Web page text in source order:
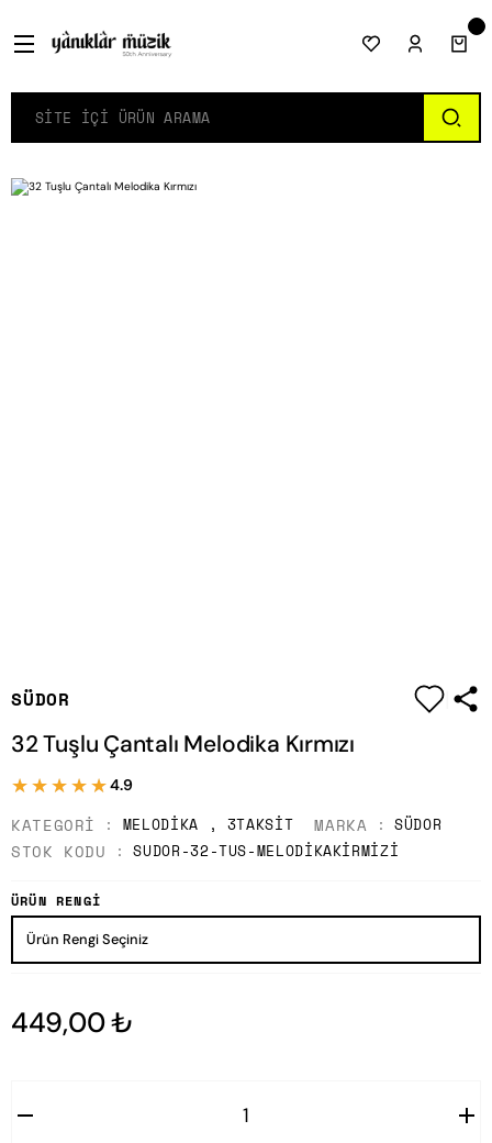
SÜDOR
32 Tuşlu Çantalı Melodika Kırmızı
★★★★★
★★★★★4.9
KATEGORI MELODIKA , 3TAKSIT MARKA SÜDOR
STOK KODU SUDOR-32-TUS-MELODIKAKIRMIZI
ÜRÜN RENGI
449,00 ₺